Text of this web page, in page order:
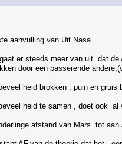
aanvulling van Uit Nasa.
er steeds meer van uit dat
door een passerende
heid brokken , puin en
heid te samen , doet ook
afstand van Mars tot